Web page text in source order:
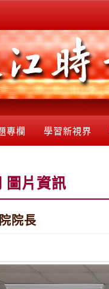
專欄 學習新視界
圖片資訊
院長